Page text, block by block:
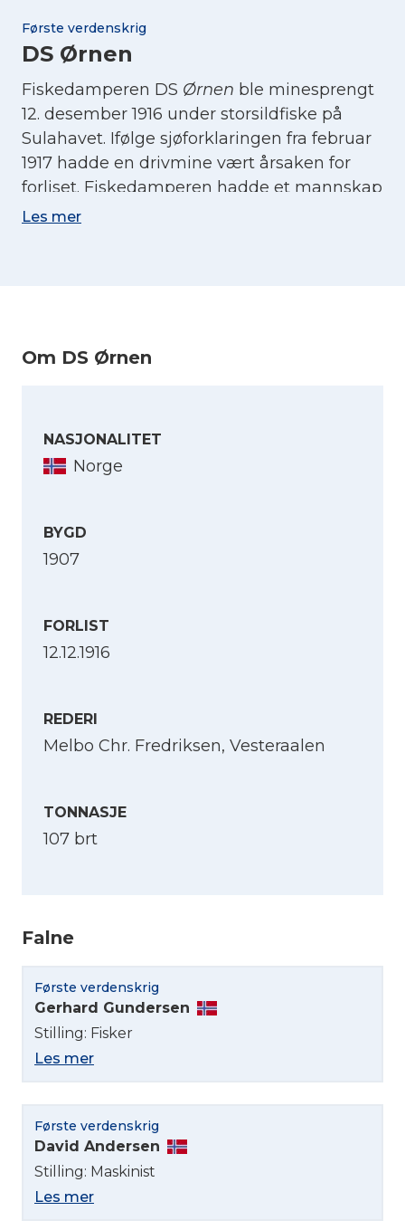
Første verdenskrig
DS Ørnen
Fiskedamperen DS Ørnen ble minesprengt
12. desember 1916 under storsildfiske på
Sulahavet. Ifølge sjøforklaringen fra februar
1917 hadde en drivmine vært årsaken for
forliset. Fiskedamperen hadde et mannskap
på 19 mann og de hadde alle sine hjem i
(Kilde: Sjøforklaringer over norske skibes
Les mer
Om DS Ørnen
NASJONALITET
Norge
BYGD
1907
FORLIST
12.12.1916
REDERI
Melbo Chr. Fredriksen, Vesteraalen
TONNASJE
107 brt
Falne
Første verdenskrig
Gerhard Gundersen
Stilling: Fisker
Les mer
Første verdenskrig
David Andersen
Stilling: Maskinist
Les mer